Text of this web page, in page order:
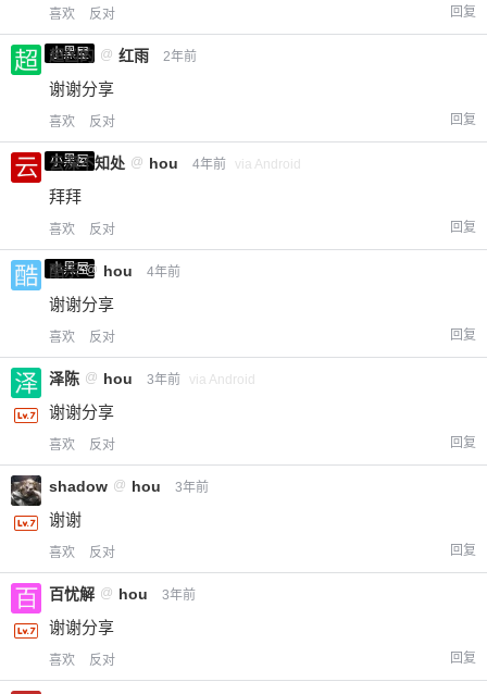
给-熊本熊-打赏
20 元
喜欢 反对 回复
小黑屋
超凶的 @ 红雨 2年前
谢谢分享
喜欢 反对 回复
小黑屋
云深不知处 @ hou 4年前 via Android
拜拜
喜欢 反对 回复
小黑屋
酷乐 @ hou 4年前
谢谢分享
喜欢 反对 回复
泽陈 @ hou 3年前 via Android
谢谢分享
喜欢 反对 回复
shadow @ hou 3年前
谢谢
喜欢 反对 回复
百忧解 @ hou 3年前
谢谢分享
喜欢 反对 回复
您没有权限发布内容，请购买会员或者提升权
限。